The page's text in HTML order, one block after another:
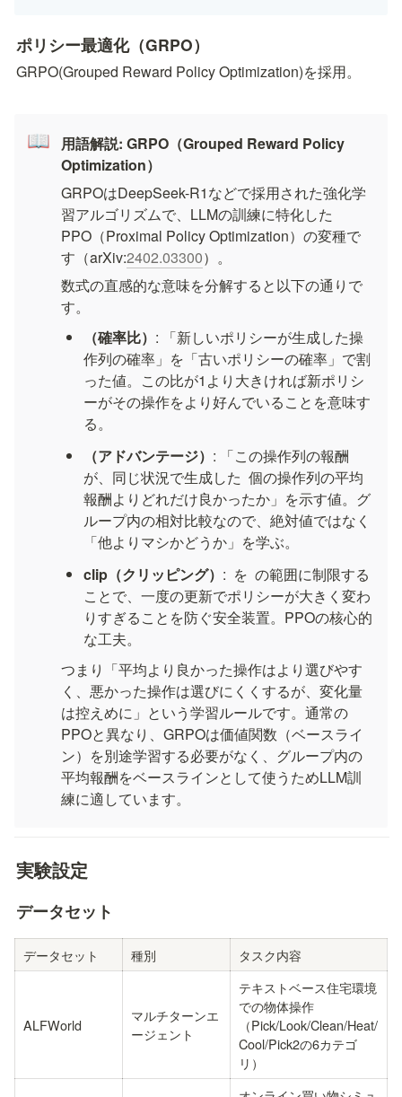
ポリシー最適化（GRPO）
GRPO(Grouped Reward Policy Optimization)を採用。
📖
用語解説: GRPO（Grouped Reward Policy
Optimization）
GRPOはDeepSeek-R1などで採用された強化学
習アルゴリズムで、LLMの訓練に特化した
PPO（Proximal Policy Optimization）の変種で
す（arXiv:2402.03300）。
数式の直感的な意味を分解すると以下の通りで
す。
（確率比） : 「新しいポリシーが生成した操
作列の確率」を「古いポリシーの確率」で割
った値。この比が1より大きければ新ポリシ
ーがその操作をより好んでいることを意味す
る。
（アドバンテージ） : 「この操作列の報酬
が、同じ状況で生成した 個の操作列の平均
報酬よりどれだけ良かったか」を示す値。グ
ループ内の相対比較なので、絶対値ではなく
「他よりマシかどうか」を学ぶ。
clip（クリッピング） : を の範囲に制限する
ことで、一度の更新でポリシーが大きく変わ
りすぎることを防ぐ安全装置。PPOの核心的
な工夫。
つまり「平均より良かった操作はより選びやす
く、悪かった操作は選びにくくするが、変化量
は控えめに」という学習ルールです。通常の
PPOと異なり、GRPOは価値関数（ベースライ
ン）を別途学習する必要がなく、グループ内の
平均報酬をベースラインとして使うためLLM訓
練に適しています。
実験設定
データセット
データセット 種別 タスク内容
ALFWorld
マルチターンエ
ージェント
テキストベース住宅環境
での物体操作
（Pick/Look/Clean/Heat/
Cool/Pick2の6カテゴ
リ）